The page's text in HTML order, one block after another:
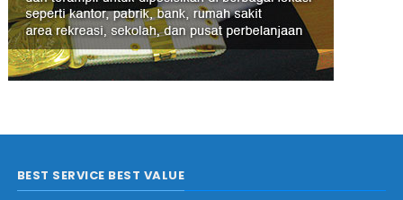
BEST SERVICE BEST VALUE